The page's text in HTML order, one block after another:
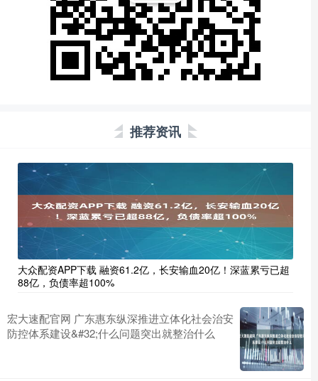
推荐资讯
大众配资APP下载 融资61.2亿，长安输血20亿！深蓝累亏已超
88亿，负债率超100%
宏大速配官网 广东惠东纵深推进立体化社会治安
防控体系建设&#32;什么问题突出就整治什么